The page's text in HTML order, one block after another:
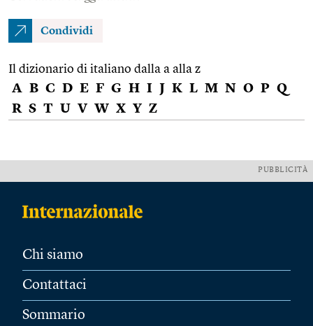
Condividi
Il dizionario di italiano dalla a alla z
A B C D E F G H I J K L M N O P Q
R S T U V W X Y Z
PUBBLICITÀ
Chi siamo
Contattaci
Sommario